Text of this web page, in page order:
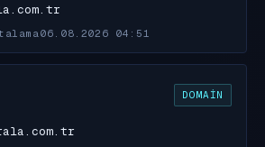
06.08.2026 04:51
DOMAIN